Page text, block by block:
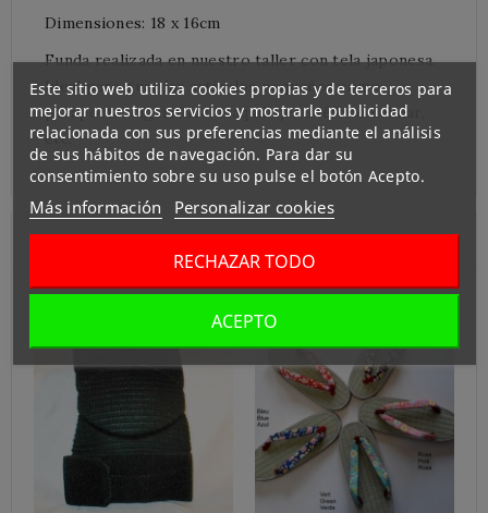
Dimensiones: 18 x 16cm
Funda realizada en nuestro taller con tela japonesa.
Ideal para guardar artículos pequeños como
pasaporte, cigarrillos, maquillaje, teléfono celular,
etc.
Clientes Que Compraron Este Producto:
Este sitio web utiliza cookies propias y de terceros para
mejorar nuestros servicios y mostrarle publicidad
relacionada con sus preferencias mediante el análisis
de sus hábitos de navegación. Para dar su
consentimiento sobre su uso pulse el botón Acepto.
Más información Personalizar cookies
RECHAZAR TODO
ACEPTO